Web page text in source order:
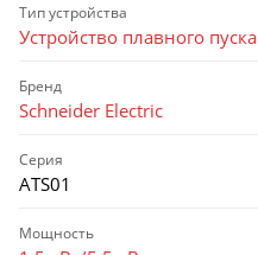
Тип устройства
Устройство плавного пуска
Бренд
Schneider Electric
Серия
ATS01
Мощность